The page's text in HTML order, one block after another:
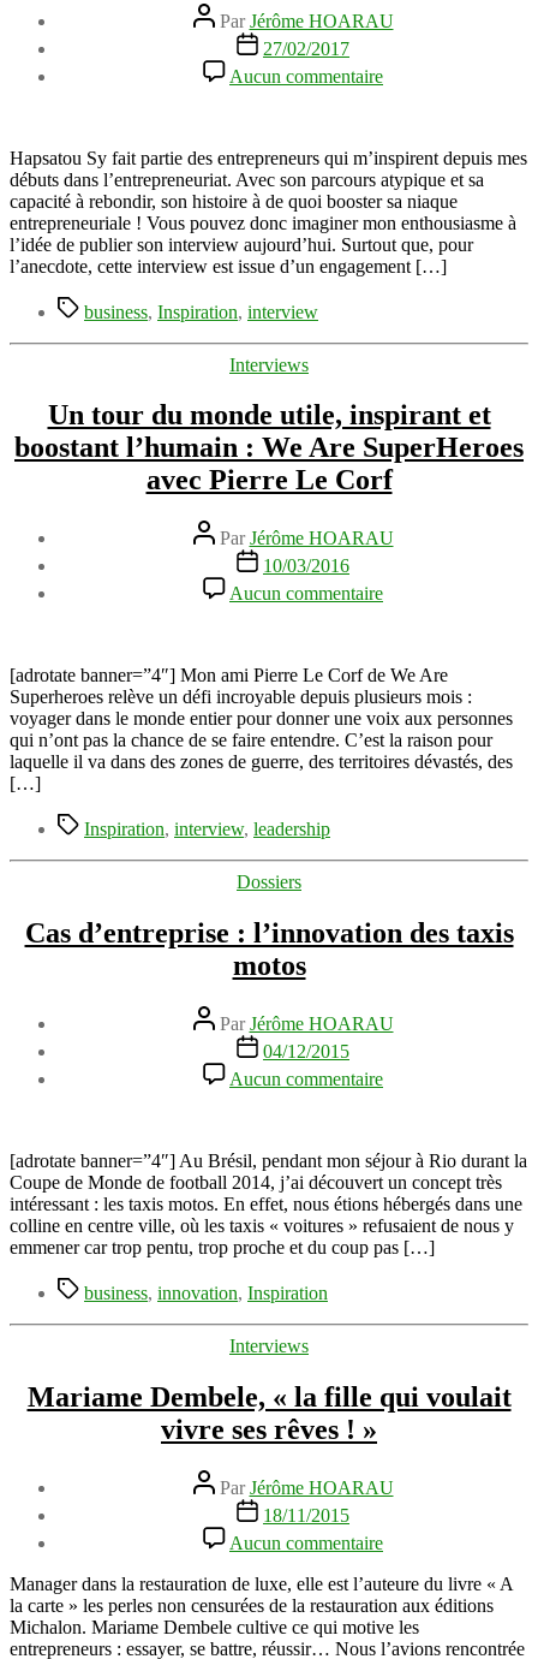
Auteur
de
l’article
ParJérôme HOARAU
Date
l’article
27/02/2017
Aucun commentaire
Interview
sur
son
parcours
inspirant
d’entrepreneure
–
Hapsatou Sy fait partie des entrepreneurs qui m’inspirent depuis mes
débuts dans l’entrepreneuriat. Avec son parcours atypique et sa
capacité à rebondir, son histoire à de quoi booster sa niaque
entrepreneuriale ! Vous pouvez donc imaginer mon enthousiasme à
l’idée de publier son interview aujourd’hui. Surtout que, pour
l’anecdote, cette interview est issue d’un engagement […]
Étiquettes
business, Inspiration, interview
Catégories
Interviews
Un tour du monde utile, inspirant et
boostant l’humain : We Are SuperHeroes
avec Pierre Le Corf
Auteur
de
l’article
ParJérôme HOARAU
Date
l’article
10/03/2016
Aucun commentaire
Un
monde
utile,
inspirant
et
boostant
SuperHeroes
Le
Corf
[adrotate banner=”4″] Mon ami Pierre Le Corf de We Are
Superheroes relève un défi incroyable depuis plusieurs mois :
voyager dans le monde entier pour donner une voix aux personnes
qui n’ont pas la chance de se faire entendre. C’est la raison pour
laquelle il va dans des zones de guerre, des territoires dévastés, des
[…]
Étiquettes
Inspiration, interview, leadership
Catégories
Dossiers
Cas d’entreprise : l’innovation des taxis
motos
Auteur
de
l’article
ParJérôme HOARAU
Date
l’article
04/12/2015
Aucun commentaire
Cas
l’innovation
des
taxis
motos
[adrotate banner=”4″] Au Brésil, pendant mon séjour à Rio durant la
Coupe de Monde de football 2014, j’ai découvert un concept très
intéressant : les taxis motos. En effet, nous étions hébergés dans une
colline en centre ville, où les taxis « voitures » refusaient de nous y
emmener car trop pentu, trop proche et du coup pas […]
Étiquettes
business, innovation, Inspiration
Catégories
Interviews
Mariame Dembele, « la fille qui voulait
vivre ses rêves ! »
Auteur
de
l’article
ParJérôme HOARAU
Date
l’article
18/11/2015
Aucun commentaire
Mariame
Dembele,
«
la
fille
Manager dans la restauration de luxe, elle est l’auteure du livre « A
la carte » les perles non censurées de la restauration aux éditions
Michalon. Mariame Dembele cultive ce qui motive les
entrepreneurs : essayer, se battre, réussir… Nous l’avions rencontrée